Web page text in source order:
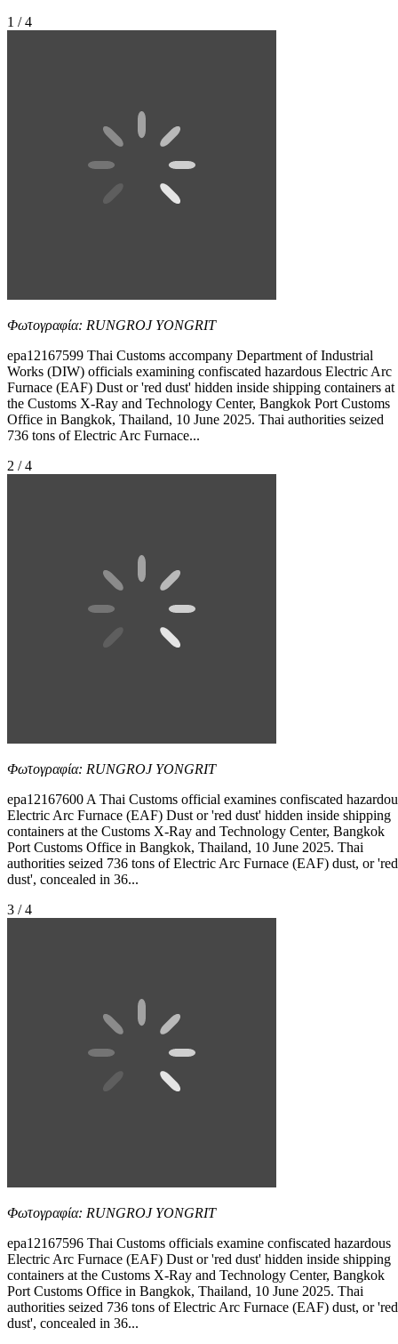
1 / 4
Φωτογραφία: RUNGROJ YONGRIT
epa12167599 Thai Customs accompany Department of Industrial
Works (DIW) officials examining confiscated hazardous Electric Arc
Furnace (EAF) Dust or 'red dust' hidden inside shipping containers at
the Customs X-Ray and Technology Center, Bangkok Port Customs
Office in Bangkok, Thailand, 10 June 2025. Thai authorities seized
736 tons of Electric Arc Furnace...
2 / 4
Φωτογραφία: RUNGROJ YONGRIT
epa12167600 A Thai Customs official examines confiscated
Electric Arc Furnace (EAF) Dust or 'red dust' hidden inside shipping
containers at the Customs X-Ray and Technology Center, Bangkok
Port Customs Office in Bangkok, Thailand, 10 June 2025. Thai
authorities seized 736 tons of Electric Arc Furnace (EAF) dust, or 'red
dust', concealed in 36...
3 / 4
Φωτογραφία: RUNGROJ YONGRIT
epa12167596 Thai Customs officials examine confiscated hazardous
Electric Arc Furnace (EAF) Dust or 'red dust' hidden inside shipping
containers at the Customs X-Ray and Technology Center, Bangkok
Port Customs Office in Bangkok, Thailand, 10 June 2025. Thai
authorities seized 736 tons of Electric Arc Furnace (EAF) dust, or 'red
dust', concealed in 36...